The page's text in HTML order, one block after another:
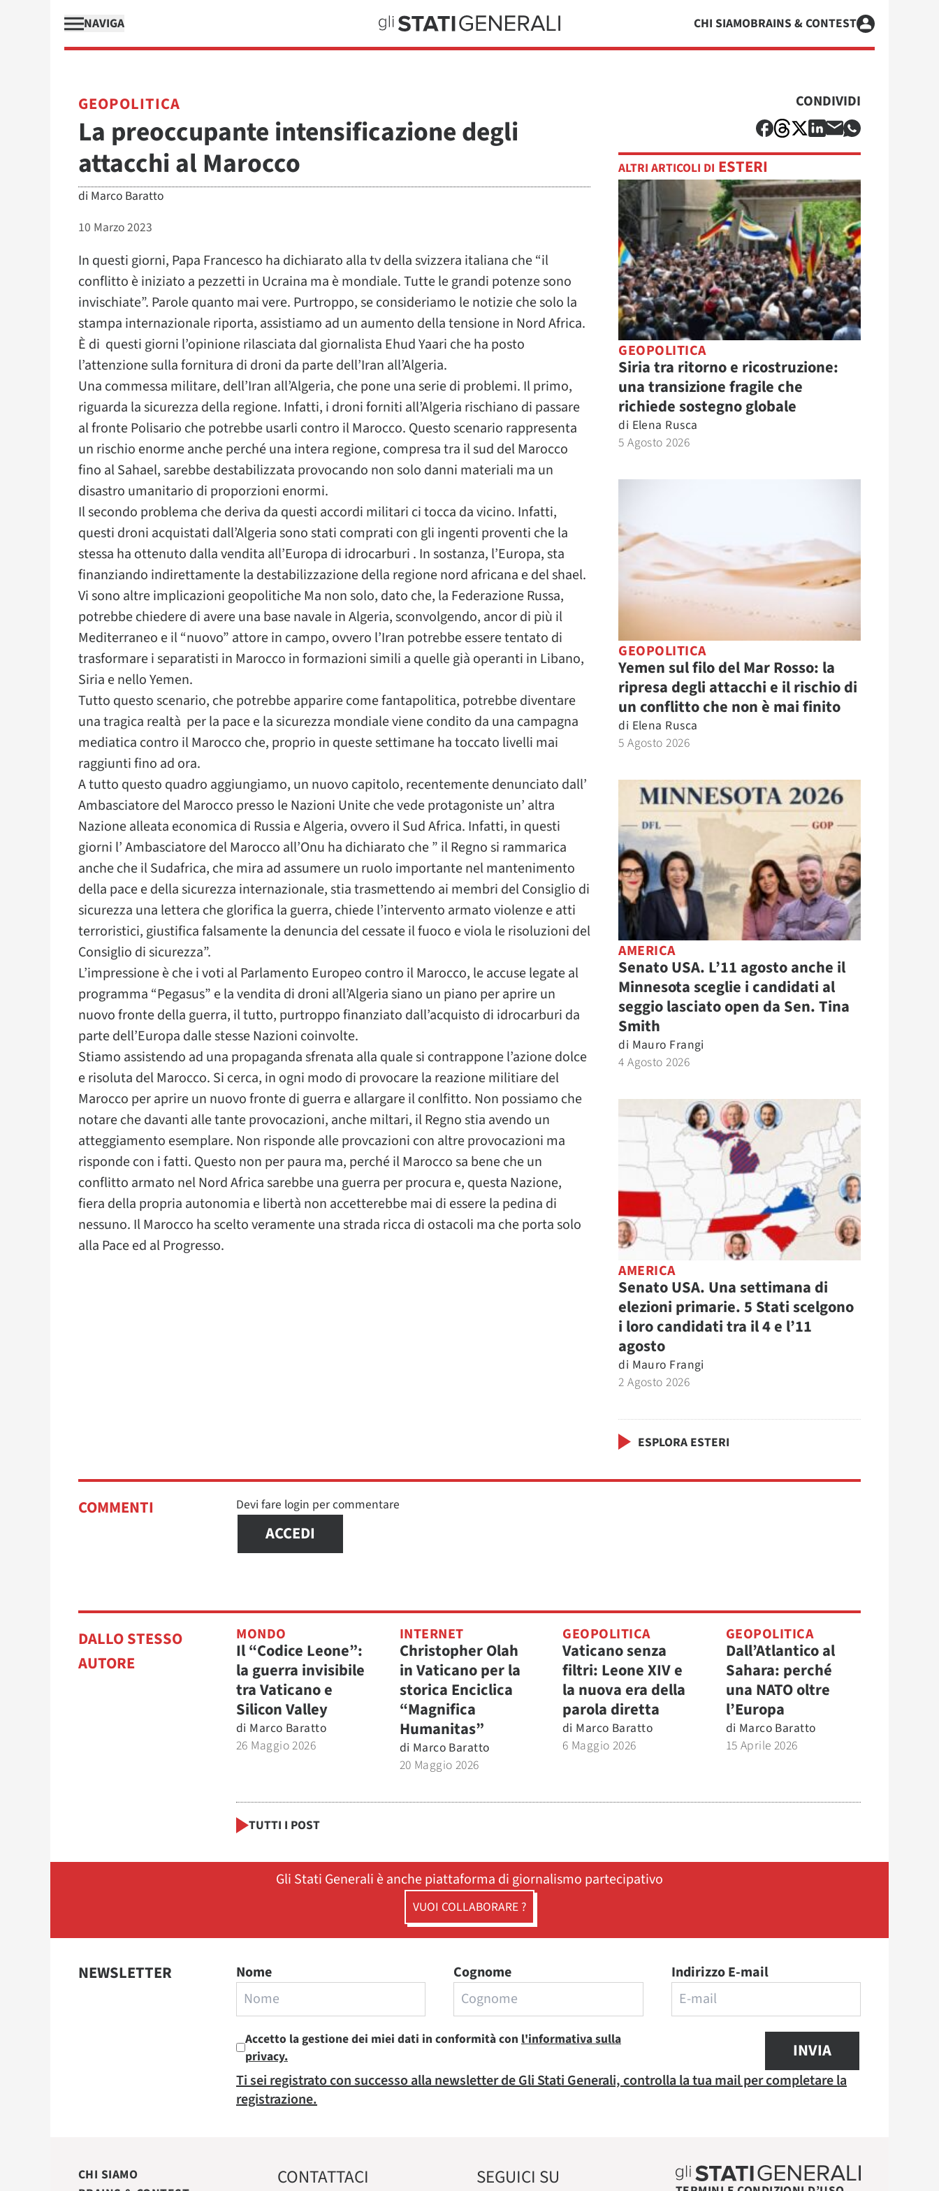
NAVIGA CHI SIAMOBRAINS & CONTEST
GEOPOLITICA
La preoccupante intensificazione degli
attacchi al Marocco
di Marco Baratto
10 Marzo 2023
In questi giorni, Papa Francesco ha dichiarato alla tv della svizzera italiana che “il
conflitto è iniziato a pezzetti in Ucraina ma è mondiale. Tutte le grandi potenze sono
invischiate”. Parole quanto mai vere. Purtroppo, se consideriamo le notizie che solo la
stampa internazionale riporta, assistiamo ad un aumento della tensione in Nord Africa.
È di questi giorni l’opinione rilasciata dal giornalista Ehud Yaari che ha posto
l’attenzione sulla fornitura di droni da parte dell’Iran all’Algeria.
Una commessa militare, dell’Iran all’Algeria, che pone una serie di problemi. Il primo,
riguarda la sicurezza della regione. Infatti, i droni forniti all’Algeria rischiano di passare
al fronte Polisario che potrebbe usarli contro il Marocco. Questo scenario rappresenta
un rischio enorme anche perché una intera regione, compresa tra il sud del Marocco
fino al Sahael, sarebbe destabilizzata provocando non solo danni materiali ma un
disastro umanitario di proporzioni enormi.
Il secondo problema che deriva da questi accordi militari ci tocca da vicino. Infatti,
questi droni acquistati dall’Algeria sono stati comprati con gli ingenti proventi che la
stessa ha ottenuto dalla vendita all’Europa di idrocarburi . In sostanza, l’Europa, sta
finanziando indirettamente la destabilizzazione della regione nord africana e del shael.
Vi sono altre implicazioni geopolitiche Ma non solo, dato che, la Federazione Russa,
potrebbe chiedere di avere una base navale in Algeria, sconvolgendo, ancor di più il
Mediterraneo e il “nuovo” attore in campo, ovvero l’Iran potrebbe essere tentato di
trasformare i separatisti in Marocco in formazioni simili a quelle già operanti in Libano,
Siria e nello Yemen.
Tutto questo scenario, che potrebbe apparire come fantapolitica, potrebbe diventare
una tragica realtà per la pace e la sicurezza mondiale viene condito da una campagna
mediatica contro il Marocco che, proprio in queste settimane ha toccato livelli mai
raggiunti fino ad ora.
A tutto questo quadro aggiungiamo, un nuovo capitolo, recentemente denunciato dall’
Ambasciatore del Marocco presso le Nazioni Unite che vede protagoniste un’ altra
Nazione alleata economica di Russia e Algeria, ovvero il Sud Africa. Infatti, in questi
giorni l’ Ambasciatore del Marocco all’Onu ha dichiarato che ” il Regno si rammarica
anche che il Sudafrica, che mira ad assumere un ruolo importante nel mantenimento
della pace e della sicurezza internazionale, stia trasmettendo ai membri del Consiglio di
sicurezza una lettera che glorifica la guerra, chiede l’intervento armato violenze e atti
terroristici, giustifica falsamente la denuncia del cessate il fuoco e viola le risoluzioni del
Consiglio di sicurezza”.
L’impressione è che i voti al Parlamento Europeo contro il Marocco, le accuse legate al
programma “Pegasus” e la vendita di droni all’Algeria siano un piano per aprire un
nuovo fronte della guerra, il tutto, purtroppo finanziato dall’acquisto di idrocarburi da
parte dell’Europa dalle stesse Nazioni coinvolte.
Stiamo assistendo ad una propaganda sfrenata alla quale si contrappone l’azione dolce
e risoluta del Marocco. Si cerca, in ogni modo di provocare la reazione militiare del
Marocco per aprire un nuovo fronte di guerra e allargare il conlfitto. Non possiamo che
notare che davanti alle tante provocazioni, anche miltari, il Regno stia avendo un
atteggiamento esemplare. Non risponde alle provcazioni con altre provocazioni ma
risponde con i fatti. Questo non per paura ma, perché il Marocco sa bene che un
conflitto armato nel Nord Africa sarebbe una guerra per procura e, questa Nazione,
fiera della propria autonomia e libertà non accetterebbe mai di essere la pedina di
nessuno. Il Marocco ha scelto veramente una strada ricca di ostacoli ma che porta solo
alla Pace ed al Progresso.
CONDIVIDI
ALTRI ARTICOLI DI ESTERI
GEOPOLITICA
Siria tra ritorno e ricostruzione:
una transizione fragile che
richiede sostegno globale
di Elena Rusca
5 Agosto 2026
GEOPOLITICA
Yemen sul filo del Mar Rosso: la
ripresa degli attacchi e il rischio di
un conflitto che non è mai finito
di Elena Rusca
5 Agosto 2026
AMERICA
Senato USA. L’11 agosto anche il
Minnesota sceglie i candidati al
seggio lasciato open da Sen. Tina
Smith
di Mauro Frangi
4 Agosto 2026
AMERICA
Senato USA. Una settimana di
elezioni primarie. 5 Stati scelgono
i loro candidati tra il 4 e l’11
agosto
di Mauro Frangi
2 Agosto 2026
ESPLORA ESTERI
COMMENTI Devi fare login per commentare
ACCEDI
DALLO STESSO
AUTORE
MONDO
Il “Codice Leone”:
la guerra invisibile
tra Vaticano e
Silicon Valley
di Marco Baratto
26 Maggio 2026
INTERNET
Christopher Olah
in Vaticano per la
storica Enciclica
“Magnifica
Humanitas”
di Marco Baratto
20 Maggio 2026
GEOPOLITICA
Vaticano senza
filtri: Leone XIV e
la nuova era della
parola diretta
di Marco Baratto
6 Maggio 2026
GEOPOLITICA
Dall’Atlantico al
Sahara: perché
una NATO oltre
l’Europa
di Marco Baratto
15 Aprile 2026
TUTTI I POST
Gli Stati Generali è anche piattaforma di giornalismo partecipativo
VUOI COLLABORARE ?
NEWSLETTER Nome Cognome Indirizzo E-mail
Accetto la gestione dei miei dati in conformità con l'informativa sulla
privacy.
INVIA
Ti sei registrato con successo alla newsletter de Gli Stati Generali, controlla la tua mail per completare la
registrazione.
CHI SIAMO
CONTATTACI SEGUICI SU